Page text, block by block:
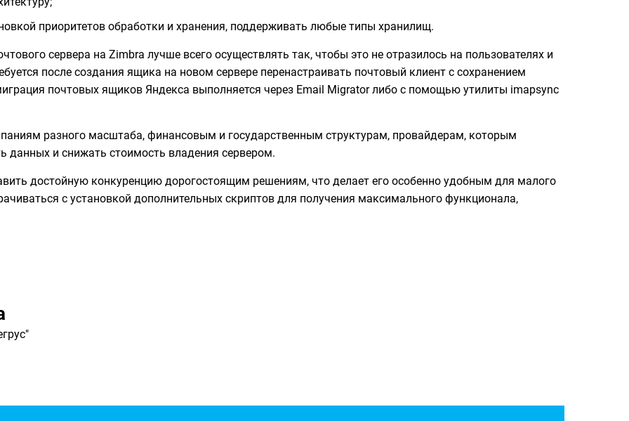
приоритетов обработки и хранения, поддерживать любые типы хранилищ.
сервера на Zimbra лучше всего осуществлять так, чтобы это не отразилось на пользователях и
после создания ящика на новом сервере перенастраивать почтовый клиент с сохранением
почтовых ящиков Яндекса выполняется через Email Migrator либо с помощью утилиты imapsync
разного масштаба, финансовым и государственным структурам, провайдерам, которым
данных и снижать стоимость владения сервером.
достойную конкуренцию дорогостоящим решениям, что делает его особенно удобным для малого
с установкой дополнительных скриптов для получения максимального функционала,